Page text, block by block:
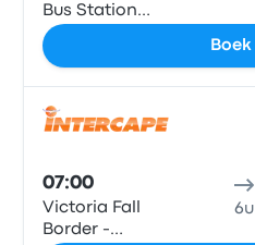
Bus Station
Terminal, Next
to M10 Road
Boek
07:00
Victoria Fall
Border -
6u